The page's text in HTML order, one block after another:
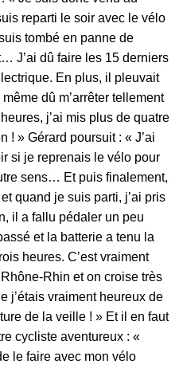
reparti le soir avec le vélo
tombé en panne de
J’ai dû faire les 15 derniers
En plus, il pleuvait
dû m’arrêter tellement
j’ai mis plus de quatre
! » Gérard poursuit : « J’ai
si je reprenais le vélo pour
sens… Et puis finalement,
quand je suis parti, j’ai pris
il a fallu pédaler un peu
et la batterie a tenu la
heures. C’est vraiment
Rhin et on croise très
j’étais vraiment heureux de
de la veille ! » Et il en faut
cycliste aventureux : «
le faire avec mon vélo